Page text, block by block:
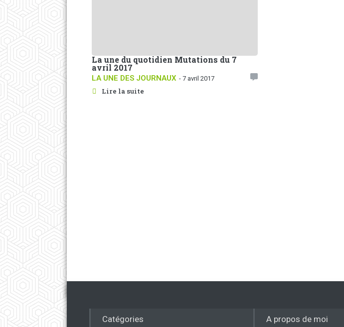
La une du quotidien Mutations du 7
avril 2017
LA UNE DES JOURNAUX - 7 avril 2017
Lire la suite
Catégories A propos de moi